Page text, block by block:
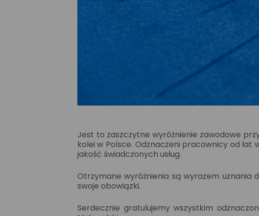
Jest to zaszczytne wyróżnienie zawodowe
kolei w Polsce. Odznaczeni pracownicy od lat
jakość świadczonych usług.
Otrzymane wyróżnienia są wyrazem uznania
swoje obowiązki.
Serdecznie gratulujemy wszystkim